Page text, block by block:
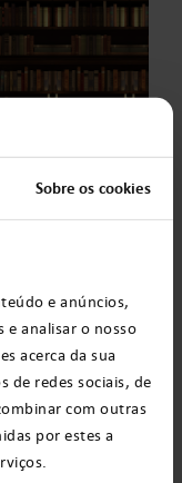
Sobre os cookies
e anúncios,
e analisar o nosso
acerca da sua
de redes sociais, de
com outras
por estes a
duendes, o
as crianças
Natal ainda
mais de
os emum
. Faça